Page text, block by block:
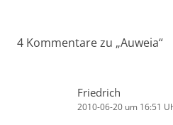
4 Kommentare zu „Auweia“
Friedrich
2010-06-20 um 16:51